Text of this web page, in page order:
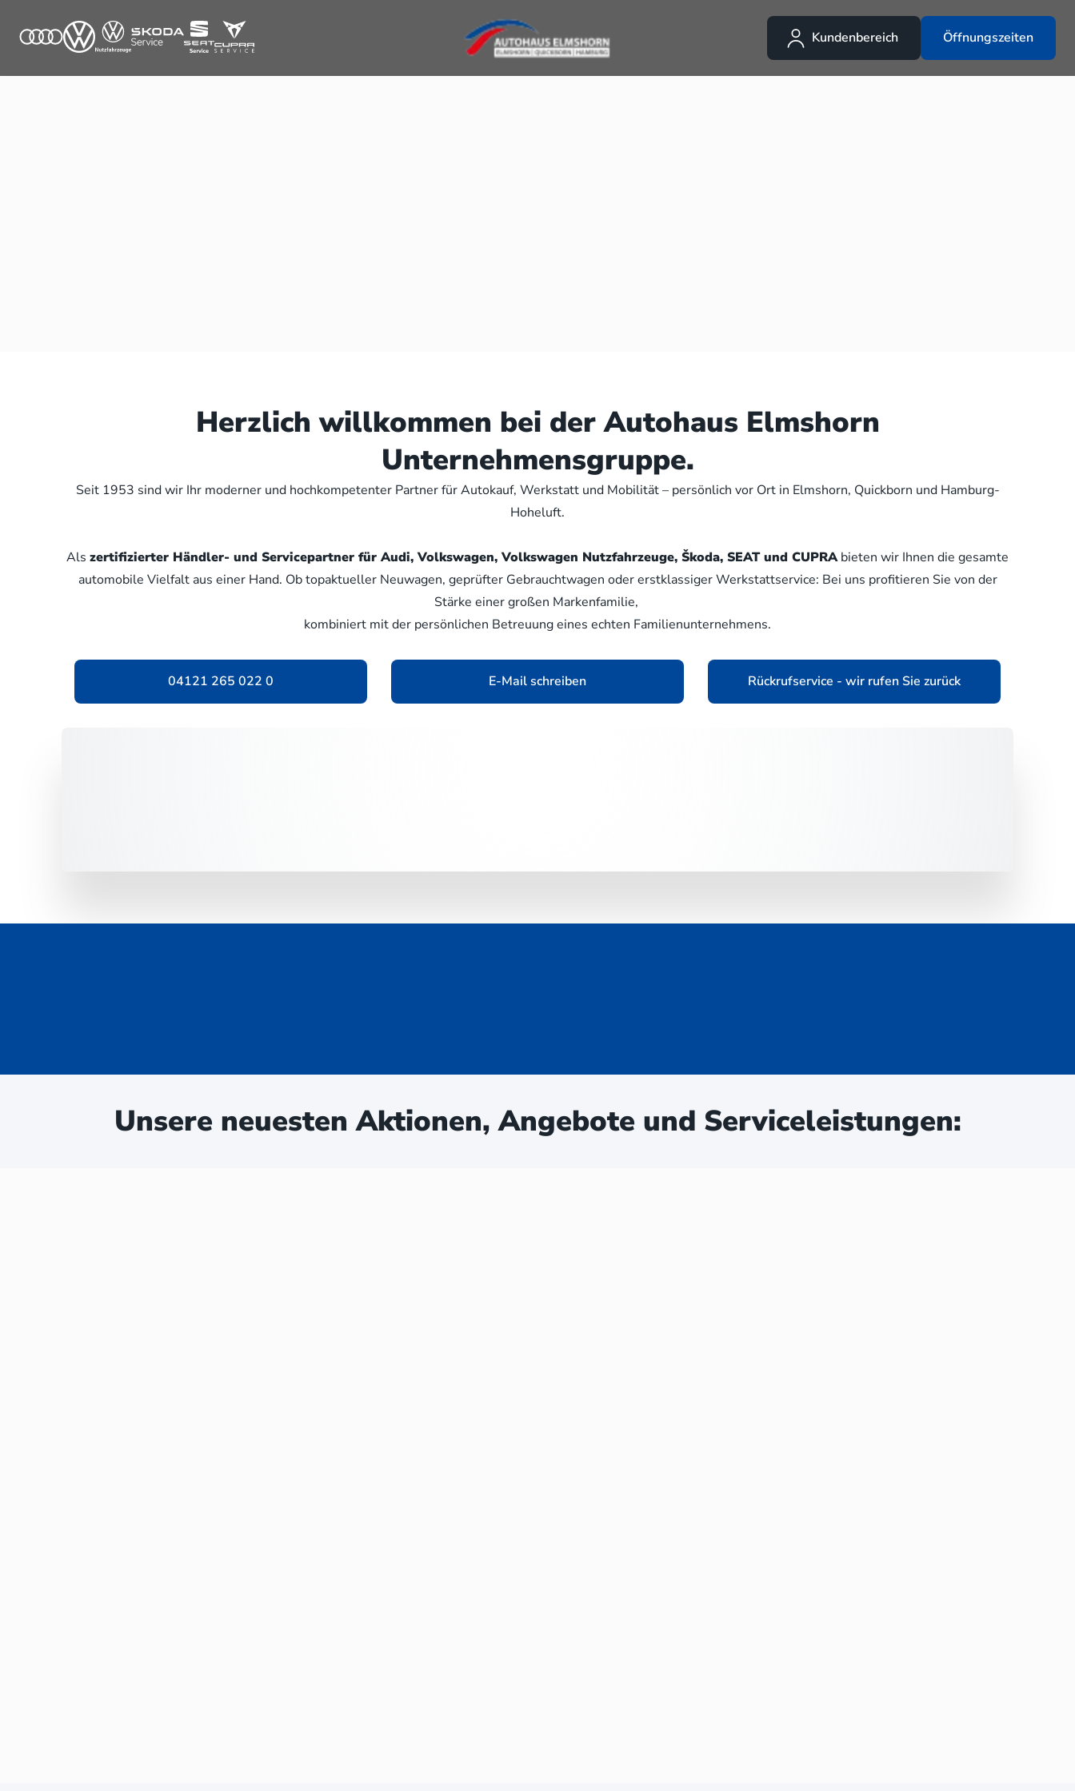
Kundenbereich Öffnungszeiten
Herzlich willkommen bei der Autohaus Elmshorn
Unternehmensgruppe.
Seit 1953 sind wir Ihr moderner und hochkompetenter Partner für Autokauf, Werkstatt und Mobilität – persönlich vor Ort in Elmshorn, Quickborn und Hamburg-
Hoheluft.
Als zertifizierter Händler- und Servicepartner für Audi, Volkswagen, Volkswagen Nutzfahrzeuge, Škoda, SEAT und CUPRAbieten wir Ihnen die gesamte
automobile Vielfalt aus einer Hand. Ob topaktueller Neuwagen, geprüfter Gebrauchtwagen oder erstklassiger Werkstattservice: Bei uns profitieren Sie von der
Stärke einer großen Markenfamilie,
kombiniert mit der persönlichen Betreuung eines echten Familienunternehmens.
04121 265 022 0 E-Mail schreiben Rückrufservice - wir rufen Sie zurück
Unsere neuesten Aktionen, Angebote und Serviceleistungen: